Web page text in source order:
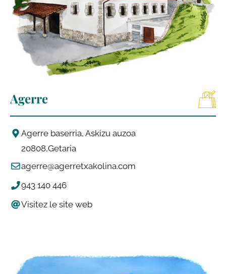
Agerre
Agerre baserria, Askizu auzoa
20808 Getaria
agerre@agerretxakolina.com
943 140 446
Visitez le site web